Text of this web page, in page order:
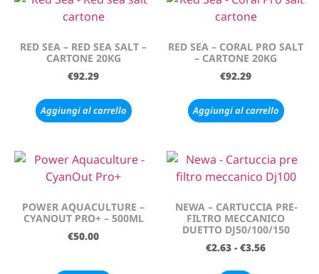
RED SEA – RED SEA SALT –
CARTONE 20KG
€92.29
Aggiungi al carrello
RED SEA – CORAL PRO SALT
– CARTONE 20KG
€92.29
Aggiungi al carrello
POWER AQUACULTURE –
CYANOUT PRO+ – 500ML
€50.00
NEWA – CARTUCCIA PRE-
FILTRO MECCANICO
DUETTO DJ50/100/150
€2.63 - €3.56